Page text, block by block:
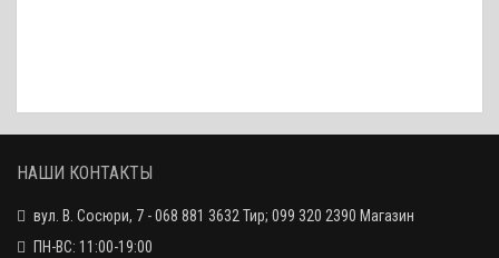
Нож складной SKIF Hamster / orange
НАШИ КОНТАКТЫ
вул. В. Сосюри, 7 - 068 881 3632 Тир; 099 320 2390 Магазин
ПН-ВС: 11:00-19:00